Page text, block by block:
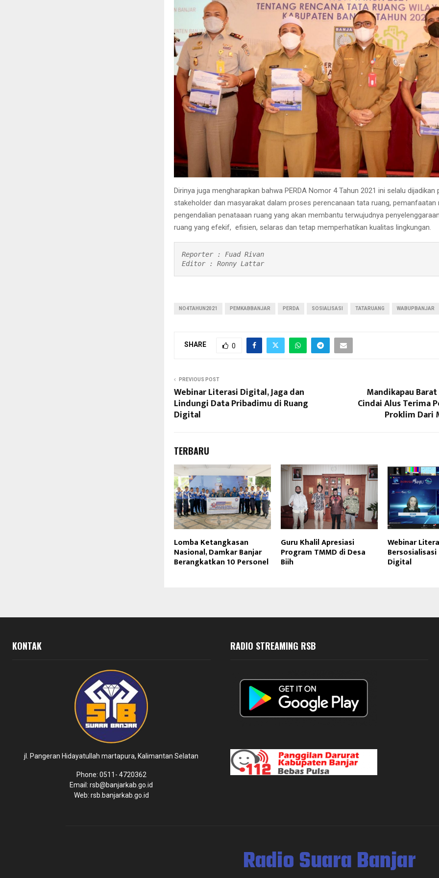
Dirinya juga mengharapkan bahwa PERDA Nomor 4 Tahun 2021 ini selalu dijadikan
stakeholder dan masyarakat dalam proses perencanaan tata ruang, pemanfaatan
pengendalian penataaan ruang yang akan membantu terwujudnya
ruang yang efekif, efisien, selaras dan tetap memperhatikan kualitas lingkungan.
Reporter : Fuad Rivan
Editor : Ronny Lattar
NO4TAHUN2021 PEMKABBANJAR PERDA SOSIALISASI TATARUANG WABUPBANJAR
SHARE 0
PREVIOUS POST
Webinar Literasi Digital, Jaga dan
Lindungi Data Pribadimu di Ruang
Digital
Mandikapau
Cindai Alus Terima
Proklim Dari
TERBARU
Lomba Ketangkasan
Nasional, Damkar Banjar
Berangkatkan 10 Personel
Guru Khalil Apresiasi
Program TMMD di Desa
Biih
Webinar
Bersosialisasi
Digital
KONTAK
jl. Pangeran Hidayatullah martapura, Kalimantan Selatan
Phone: 0511- 4720362
Email: rsb@banjarkab.go.id
Web: rsb.banjarkab.go.id
RADIO STREAMING RSB
Radio Suara Banjar